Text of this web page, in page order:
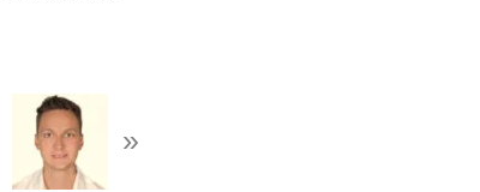
»